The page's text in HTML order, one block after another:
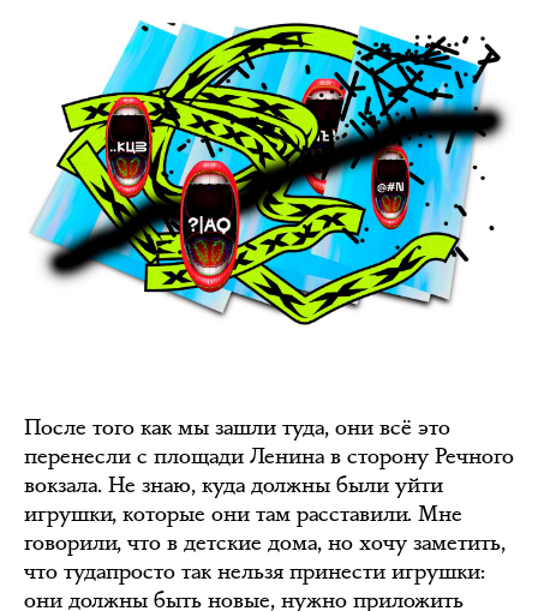
После того как мы зашли туда, они всё это
перенесли с площади Ленина в сторону Речного
вокзала. Не знаю, куда должны были уйти
игрушки, которые они там расставили. Мне
говорили, что в детские дома, но хочу заметить,
что тудапросто так нельзя принести игрушки:
они должны быть новые, нужно приложить